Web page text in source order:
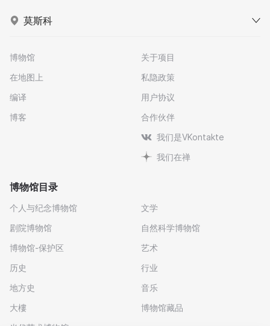
莫斯科
博物馆
在地图上
编译
博客
关于项目
私隐政策
用户协议
合作伙伴
我们是VKontakte
我们在禅
博物馆目录
个人与纪念博物馆
剧院博物馆
博物馆-保护区
历史
地方史
大樓
文学
自然科学博物馆
艺术
行业
音乐
博物馆藏品